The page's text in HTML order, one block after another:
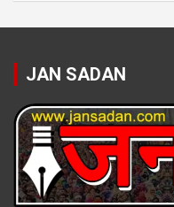
JAN SADAN